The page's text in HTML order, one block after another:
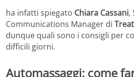
ha infatti spiegato Chiara Cassani,
Communications Manager di
dunque quali sono i consigli per
difficili giorni.
Automassaggi: come